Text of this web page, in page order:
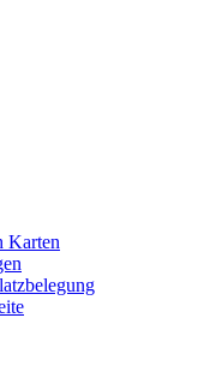
Karten